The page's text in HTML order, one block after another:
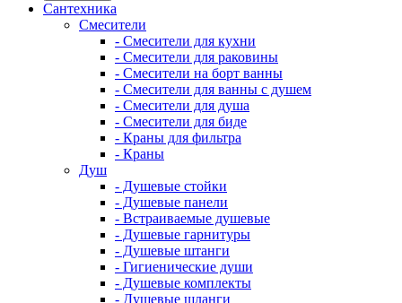
Сантехника
Смесители
- Смесители для кухни
- Смесители для раковины
- Смесители на борт ванны
- Смесители для ванны с душем
- Смесители для душа
- Смесители для биде
- Краны для фильтра
- Краны
Душ
- Душевые стойки
- Душевые панели
- Встраиваемые душевые
- Душевые гарнитуры
- Душевые штанги
- Гигиенические души
- Душевые комплекты
- Душевые шланги